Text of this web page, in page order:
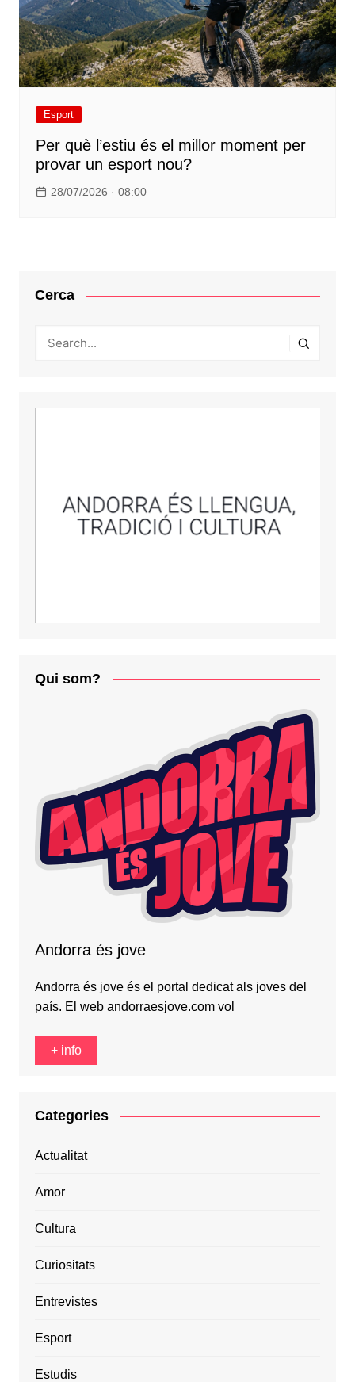
Esport
Per què l’estiu és el millor moment per
provar un esport nou?
28/07/2026 · 08:00
Cerca
Qui som?
Andorra és jove
Andorra és jove és el portal dedicat als joves del
país. El web andorraesjove.com vol
+ info
Categories
Actualitat
Amor
Cultura
Curiositats
Entrevistes
Esport
Estudis